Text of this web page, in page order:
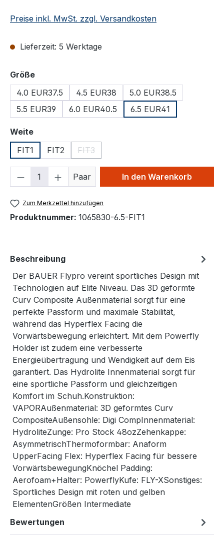
Preise inkl. MwSt. zzgl. Versandkosten
Lieferzeit: 5 Werktage
Größeauswählen
4.0 EUR37.5
4.5 EUR38
5.0 EUR38.5
5.5 EUR39
6.0 EUR40.5 6.5 EUR41
Weiteauswählen
FIT1
FIT2 FIT3
(Diese Option ist zurzeit nicht verfügbar.)
Produkt Anzahl: Gib den
Paar In den Warenkorb
Zum Merkzettel hinzufügen
Produktnummer: 1065830-6.5-FIT1
Beschreibung
Der BAUER Flypro vereint sportliches Design mit
Technologien auf Elite Niveau. Das 3D geformte
Curv Composite Außenmaterial sorgt für eine
perfekte Passform und maximale Stabilität,
während das Hyperflex Facing die
Vorwärtsbewegung erleichtert. Mit dem Powerfly
Holder ist zudem eine verbesserte
Energieübertragung und Wendigkeit auf dem Eis
garantiert. Das Hydrolite Innenmaterial sorgt für
eine sportliche Passform und gleichzeitigen
Komfort im Schuh.Konstruktion:
VAPORAußenmaterial: 3D geformtes Curv
CompositeAußensohle: Digi CompInnenmaterial:
HydroliteZunge: Pro Stock 48ozZehenkappe:
AsymmetrischThermoformbar: Anaform
UpperFacing Flex: Hyperflex Facing für bessere
VorwärtsbewegungKnöchel Padding:
Aerofoam+Halter: PowerflyKufe: FLY-XSonstiges:
Sportliches Design mit roten und gelben
ElementenGrößen Intermediate
Bewertungen